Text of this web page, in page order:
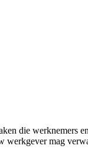
die werknemers
mag